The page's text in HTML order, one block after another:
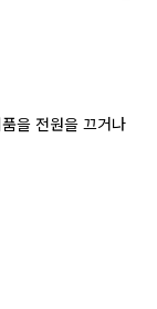
을 전원을 끄거나